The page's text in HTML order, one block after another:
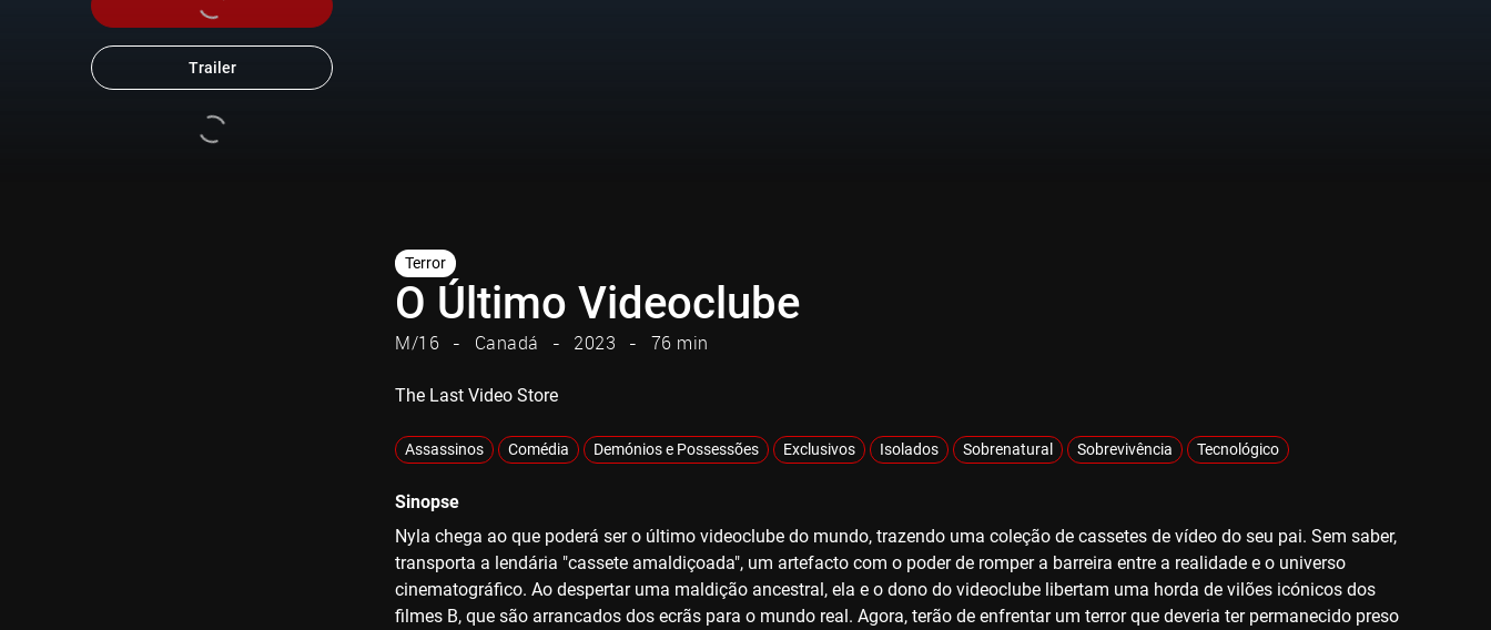
Trailer
Terror
O Último Videoclube
M/16 Canadá 2023 76 min
The Last Video Store
Assassinos Comédia Demónios e Possessões Exclusivos Isolados Sobrenatural Sobrevivência Tecnológico
Sinopse
Nyla chega ao que poderá ser o último videoclube do mundo, trazendo uma coleção de cassetes de vídeo do seu pai. Sem saber,
transporta a lendária "cassete amaldiçoada", um artefacto com o poder de romper a barreira entre a realidade e o universo
cinematográfico. Ao despertar uma maldição ancestral, ela e o dono do videoclube libertam uma horda de vilões icónicos dos
filmes B, que são arrancados dos ecrãs para o mundo real. Agora, terão de enfrentar um terror que deveria ter permanecido preso